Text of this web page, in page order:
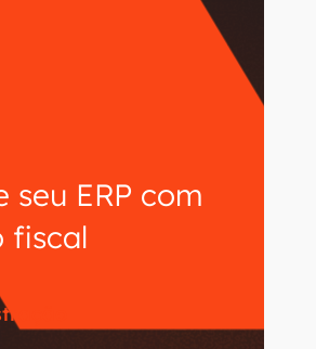
seu ERP com
fiscal